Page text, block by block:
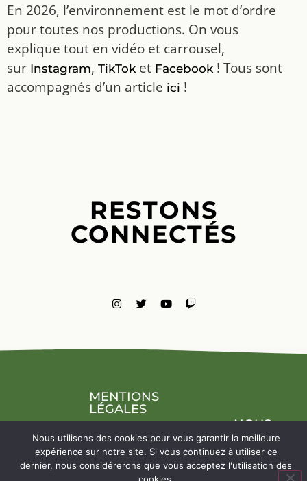
En 2026, l’environnement est le mot d’ordre
pour toutes nos productions. On vous
explique tout en vidéo et carrousel,
sur Instagram, TikToket Facebook! Tous sont
accompagnés d’un article ici !
RESTONS
CONNECTÉS
MENTIONS
LÉGALES
NOUS
Nous utilisons des cookies pour vous garantir la meilleure
expérience sur notre site. Si vous continuez à utiliser ce
dernier, nous considérerons que vous acceptez l'utilisation des